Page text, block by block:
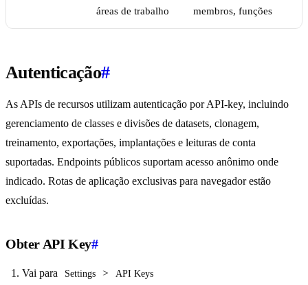
áreas de trabalho
membros, funções
Autenticação#
As APIs de recursos utilizam autenticação por API-key, incluindo
gerenciamento de classes e divisões de datasets, clonagem,
treinamento, exportações, implantações e leituras de conta
suportadas. Endpoints públicos suportam acesso anônimo onde
indicado. Rotas de aplicação exclusivas para navegador estão
excluídas.
Obter API Key#
Vai para Settings > API Keys